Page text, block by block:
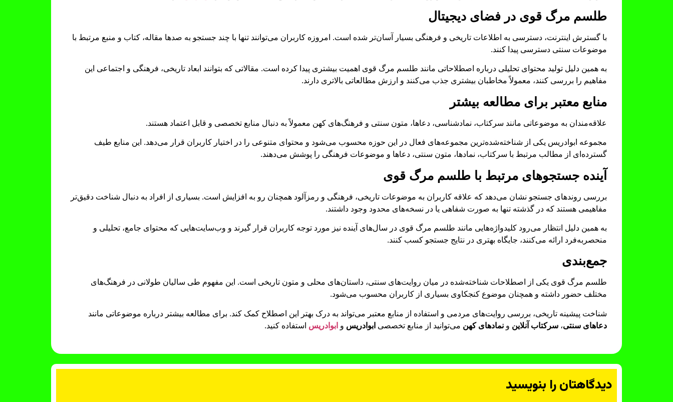
طلسم مرگ قوی در فضای دیجیتال
با گسترش اینترنت، دسترسی به اطلاعات تاریخی و فرهنگی بسیار آسان‌تر شده است. امروزه کاربران می‌توانند تنها با چند جستجو به صدها مقاله، کتاب و منبع مرتبط با
موضوعات سنتی دسترسی پیدا کنند.
به همین دلیل تولید محتوای تحلیلی درباره اصطلاحاتی مانند طلسم مرگ قوی اهمیت بیشتری پیدا کرده است. مقالاتی که بتوانند ابعاد تاریخی، فرهنگی و اجتماعی این
مفاهیم را بررسی کنند، معمولاً مخاطبان بیشتری جذب می‌کنند و ارزش مطالعاتی بالاتری دارند.
منابع معتبر برای مطالعه بیشتر
علاقه‌مندان به موضوعاتی مانند سرکتاب، نمادشناسی، دعاها، متون سنتی و فرهنگ‌های کهن معمولاً به دنبال منابع تخصصی و قابل اعتماد هستند.
مجموعه ابوادریس یکی از شناخته‌شده‌ترین مجموعه‌های فعال در این حوزه محسوب می‌شود و محتوای متنوعی را در اختیار کاربران قرار می‌دهد. این منابع طیف
گسترده‌ای از مطالب مرتبط با سرکتاب، نمادها، متون سنتی، دعاها و موضوعات فرهنگی را پوشش می‌دهند.
آینده جستجوهای مرتبط با طلسم مرگ قوی
بررسی روندهای جستجو نشان می‌دهد که علاقه کاربران به موضوعات تاریخی، فرهنگی و رمزآلود همچنان رو به افزایش است. بسیاری از افراد به دنبال شناخت دقیق‌تر
مفاهیمی هستند که در گذشته تنها به صورت شفاهی یا در نسخه‌های محدود وجود داشتند.
به همین دلیل انتظار می‌رود کلیدواژه‌هایی مانند طلسم مرگ قوی در سال‌های آینده نیز مورد توجه کاربران قرار گیرند و وب‌سایت‌هایی که محتوای جامع، تحلیلی و
منحصربه‌فرد ارائه می‌کنند، جایگاه بهتری در نتایج جستجو کسب کنند.
جمع‌بندی
طلسم مرگ قوی یکی از اصطلاحات شناخته‌شده در میان روایت‌های سنتی، داستان‌های محلی و متون تاریخی است. این مفهوم طی سالیان طولانی در فرهنگ‌های
مختلف حضور داشته و همچنان موضوع کنجکاوی بسیاری از کاربران محسوب می‌شود.
شناخت پیشینه تاریخی، بررسی روایت‌های مردمی و استفاده از منابع معتبر می‌تواند به درک بهتر این اصطلاح کمک کند. برای مطالعه بیشتر درباره موضوعاتی مانند
دعاهای سنتی، سرکتاب آنلاین و نمادهای کهن می‌توانید از منابع تخصصی ابوادریس و ابوادریس استفاده کنید.
دیدگاهتان را بنویسید